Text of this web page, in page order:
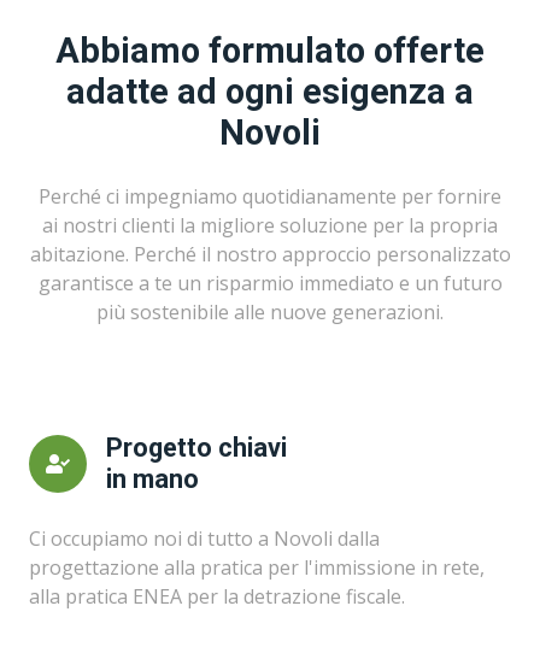
Abbiamo formulato offerte
adatte ad ogni esigenza a
Novoli
Perché ci impegniamo quotidianamente per fornire
ai nostri clienti la migliore soluzione per la propria
abitazione. Perché il nostro approccio personalizzato
garantisce a te un risparmio immediato e un futuro
più sostenibile alle nuove generazioni.
Progetto chiavi
in mano
Ci occupiamo noi di tutto a Novoli dalla
progettazione alla pratica per l'immissione in rete,
alla pratica ENEA per la detrazione fiscale.